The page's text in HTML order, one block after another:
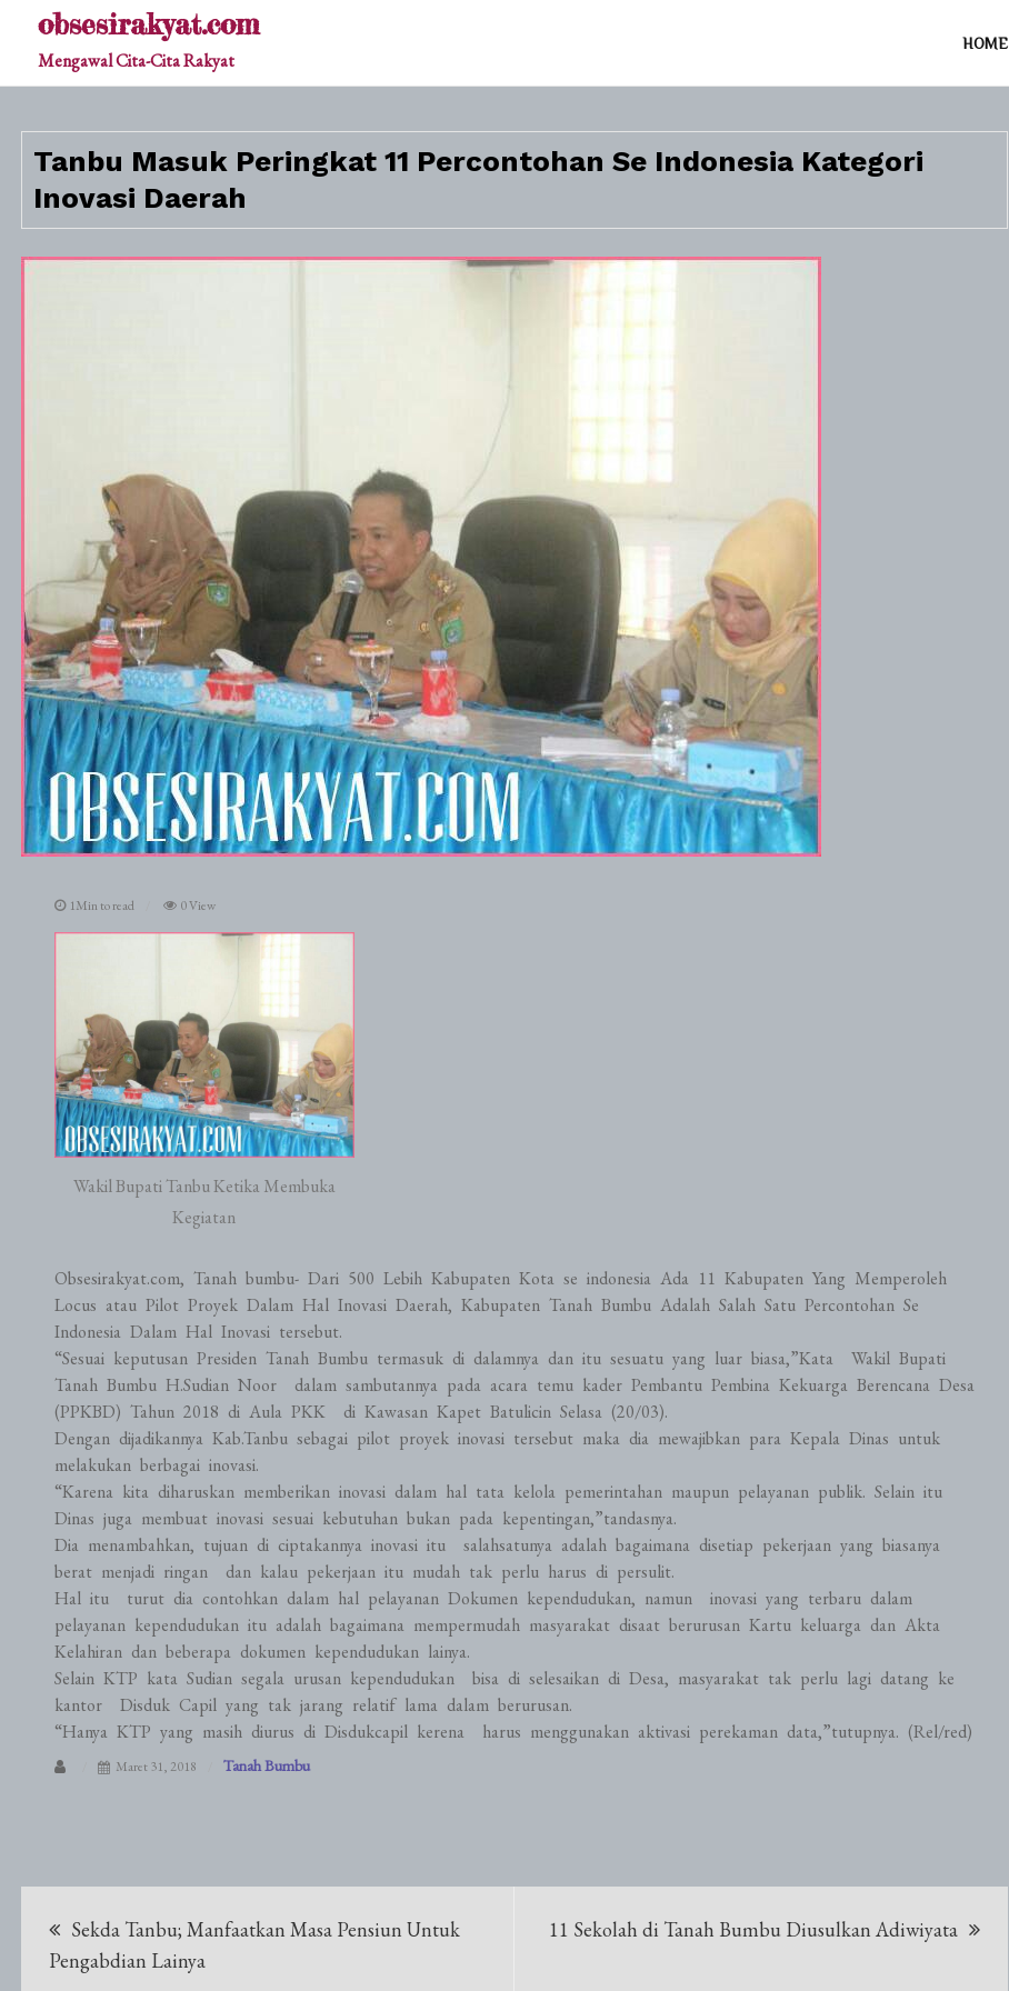
obsesirakyat.com
Mengawal Cita-Cita Rakyat
HOME
Tanbu Masuk Peringkat 11 Percontohan Se Indonesia Kategori
Inovasi Daerah
1Min to read 0 View
Wakil Bupati Tanbu Ketika Membuka
Kegiatan
Obsesirakyat.com, Tanah bumbu- Dari 500 Lebih Kabupaten Kota se indonesia Ada 11 Kabupaten Yang Memperoleh
Locus atau Pilot Proyek Dalam Hal Inovasi Daerah, Kabupaten Tanah Bumbu Adalah Salah Satu Percontohan Se
Indonesia Dalam Hal Inovasi tersebut.
“Sesuai keputusan Presiden Tanah Bumbu termasuk di dalamnya dan itu sesuatu yang luar biasa,”Kata Wakil Bupati
Tanah Bumbu H.Sudian Noor dalam sambutannya pada acara temu kader Pembantu Pembina Kekuarga Berencana Desa
(PPKBD) Tahun 2018 di Aula PKK di Kawasan Kapet Batulicin Selasa (20/03).
Dengan dijadikannya Kab.Tanbu sebagai pilot proyek inovasi tersebut maka dia mewajibkan para Kepala Dinas untuk
melakukan berbagai inovasi.
“Karena kita diharuskan memberikan inovasi dalam hal tata kelola pemerintahan maupun pelayanan publik. Selain itu
Dinas juga membuat inovasi sesuai kebutuhan bukan pada kepentingan,”tandasnya.
Dia menambahkan, tujuan di ciptakannya inovasi itu salahsatunya adalah bagaimana disetiap pekerjaan yang biasanya
berat menjadi ringan dan kalau pekerjaan itu mudah tak perlu harus di persulit.
Hal itu turut dia contohkan dalam hal pelayanan Dokumen kependudukan, namun inovasi yang terbaru dalam
pelayanan kependudukan itu adalah bagaimana mempermudah masyarakat disaat berurusan Kartu keluarga dan Akta
Kelahiran dan beberapa dokumen kependudukan lainya.
Selain KTP kata Sudian segala urusan kependudukan bisa di selesaikan di Desa, masyarakat tak perlu lagi datang ke
kantor Disduk Capil yang tak jarang relatif lama dalam berurusan.
“Hanya KTP yang masih diurus di Disdukcapil kerena harus menggunakan aktivasi perekaman data,”tutupnya. (Rel/red)
Maret 31, 2018 Tanah Bumbu
Navigasi
pos
Sekda Tanbu; Manfaatkan Masa Pensiun Untuk
Pengabdian Lainya
11 Sekolah di Tanah Bumbu Diusulkan Adiwiyata